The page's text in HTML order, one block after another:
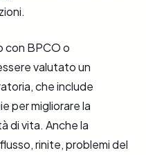
con BPCO o
valutato un
che include
per migliorare la
di vita. Anche la
rinite, problemi del